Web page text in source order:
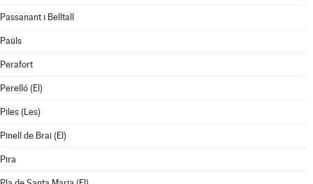
Passanant i Belltall
Paüls
Perafort
Perelló (El)
Piles (Les)
Pinell de Brai (El)
Pira